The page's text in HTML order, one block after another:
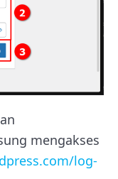
mengakses
log-